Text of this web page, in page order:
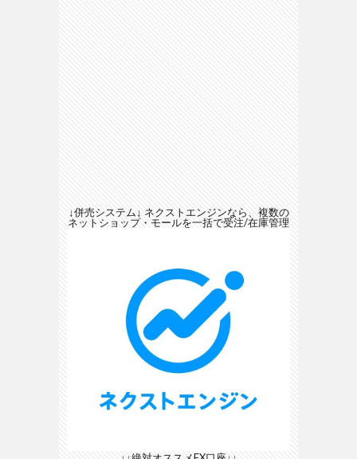
↓併売システム↓ ネクストエンジンなら、複数の
ネットショップ・モールを一括で受注/在庫管理